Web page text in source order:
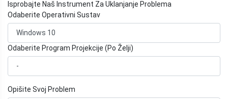
Isprobajte Naš Instrument Za Uklanjanje Problema
Odaberite Operativni Sustav
Odaberite Program Projekcije (Po Želji)
Opišite Svoj Problem